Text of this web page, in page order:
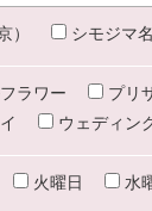
） シモジマ
ラワー プリ
ウェディン
火曜日 水